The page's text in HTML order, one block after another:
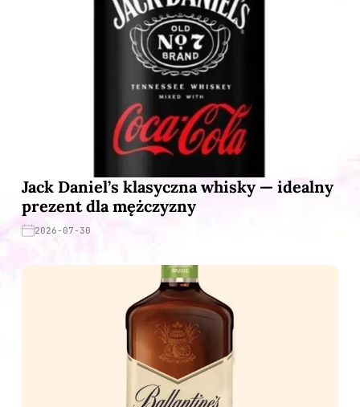
Jack Daniel’s klasyczna whisky — idealny
prezent dla mężczyzny
2026-07-30